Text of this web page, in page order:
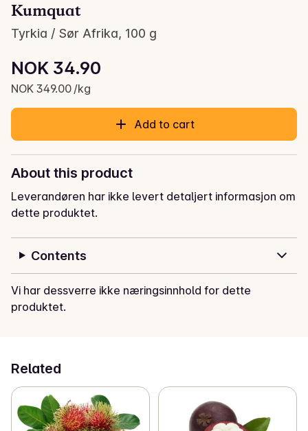
Kumquat
Tyrkia / Sør Afrika, 100 g
Current price is: NOK 34.90
NOK 34.90
NOK 349.00 /kg
Unit price: NOK 349.00 /kg
Add to cart
About this product
Leverandøren har ikke levert detaljert informasjon om
dette produktet.
Contents
Vi har dessverre ikke næringsinnhold for dette
produktet.
Related